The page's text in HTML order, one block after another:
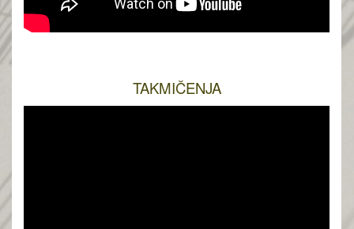
TAKMIČENJA